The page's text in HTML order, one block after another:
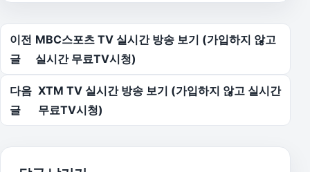
글 탐색
이전
글
MBC스포츠 TV 실시간 방송 보기 (가입하지 않고
실시간 무료TV시청)
다음
글
XTM TV 실시간 방송 보기 (가입하지 않고 실시간
무료TV시청)